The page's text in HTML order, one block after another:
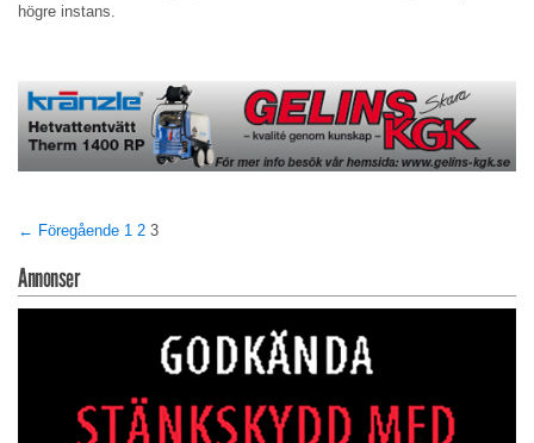
högre instans.
← Föregående 1 2 3
Annonser